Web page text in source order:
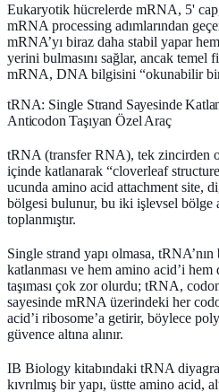
Eukaryotik hücrelerde mRNA, 5' cap
mRNA processing adımlarından
mRNA’yı biraz daha stabil yapar
yerini bulmasını sağlar, ancak temel
mRNA, DNA bilgisini “okunabilir bir
tRNA: Single Strand Sayesinde
Anticodon Taşıyan Özel Araç
tRNA (transfer RNA), tek zincirden
içinde katlanarak “cloverleaf
ucunda amino acid attachment site,
bölgesi bulunur, bu iki işlevsel bölge
toplanmıştır.
Single strand yapı olmasa,
katlanması ve hem amino acid’i
taşıması çok zor olurdu; tRNA,
sayesinde mRNA üzerindeki her
acid’i ribosome’a getirir, böylece
güvence altına alınır.
IB Biology kitabındaki tRNA
kıvrılmış bir yapı, üstte amino acid,